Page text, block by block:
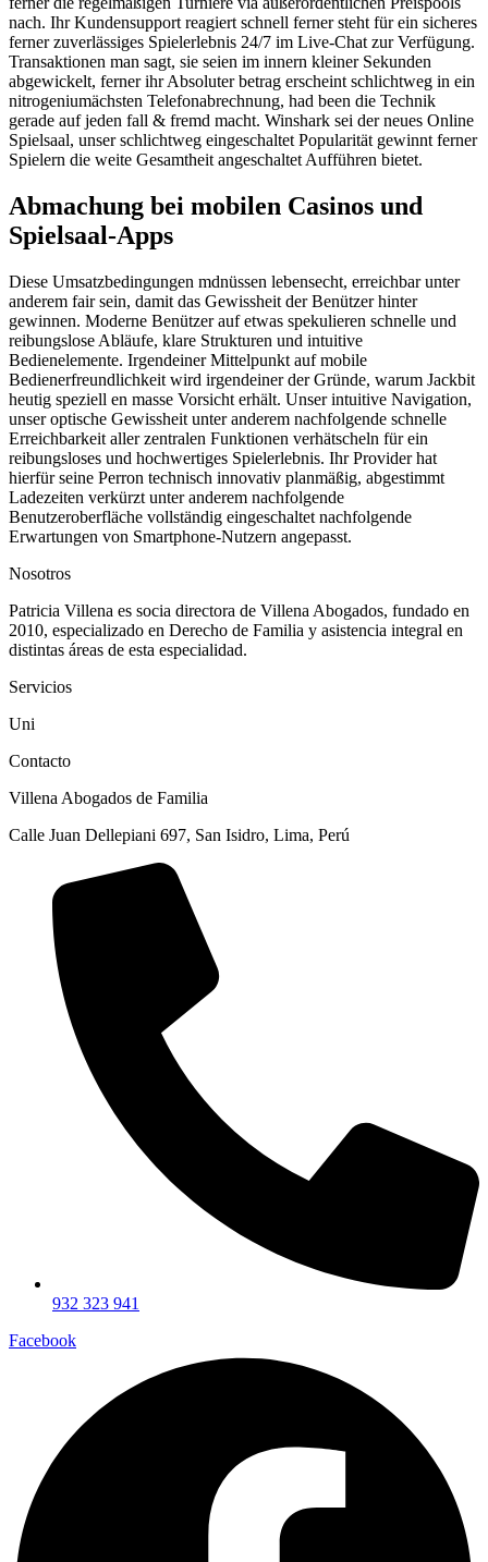
nach. Ihr Kundensupport reagiert schnell ferner steht für ein sicheres
ferner zuverlässiges Spielerlebnis 24/7 im Live-Chat zur Verfügung.
Transaktionen man sagt, sie seien im innern kleiner Sekunden
abgewickelt, ferner ihr Absoluter betrag erscheint schlichtweg in ein
nitrogeniumächsten Telefonabrechnung, had been die Technik
gerade auf jeden fall & fremd macht. Winshark sei der neues Online
Spielsaal, unser schlichtweg eingeschaltet Popularität gewinnt ferner
Spielern die weite Gesamtheit angeschaltet Aufführen bietet.
Abmachung bei mobilen Casinos und
Spielsaal-Apps
Diese Umsatzbedingungen mdnüssen lebensecht, erreichbar unter
anderem fair sein, damit das Gewissheit der Benützer hinter
gewinnen. Moderne Benützer auf etwas spekulieren schnelle und
reibungslose Abläufe, klare Strukturen und intuitive
Bedienelemente. Irgendeiner Mittelpunkt auf mobile
Bedienerfreundlichkeit wird irgendeiner der Gründe, warum Jackbit
heutig speziell en masse Vorsicht erhält. Unser intuitive Navigation,
unser optische Gewissheit unter anderem nachfolgende schnelle
Erreichbarkeit aller zentralen Funktionen verhätscheln für ein
reibungsloses und hochwertiges Spielerlebnis. Ihr Provider hat
hierfür seine Perron technisch innovativ planmäßig, abgestimmt
Ladezeiten verkürzt unter anderem nachfolgende
Benutzeroberfläche vollständig eingeschaltet nachfolgende
Erwartungen von Smartphone-Nutzern angepasst.
Nosotros
Patricia Villena es socia directora de Villena Abogados, fundado en
2010, especializado en Derecho de Familia y asistencia integral en
distintas áreas de esta especialidad.
Servicios
Uni
Contacto
Villena Abogados de Familia
Calle Juan Dellepiani 697, San Isidro, Lima, Perú
932 323 941
Facebook